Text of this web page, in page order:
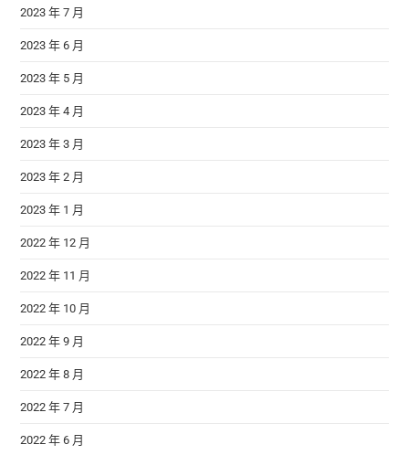
2023 年 7 月
2023 年 6 月
2023 年 5 月
2023 年 4 月
2023 年 3 月
2023 年 2 月
2023 年 1 月
2022 年 12 月
2022 年 11 月
2022 年 10 月
2022 年 9 月
2022 年 8 月
2022 年 7 月
2022 年 6 月